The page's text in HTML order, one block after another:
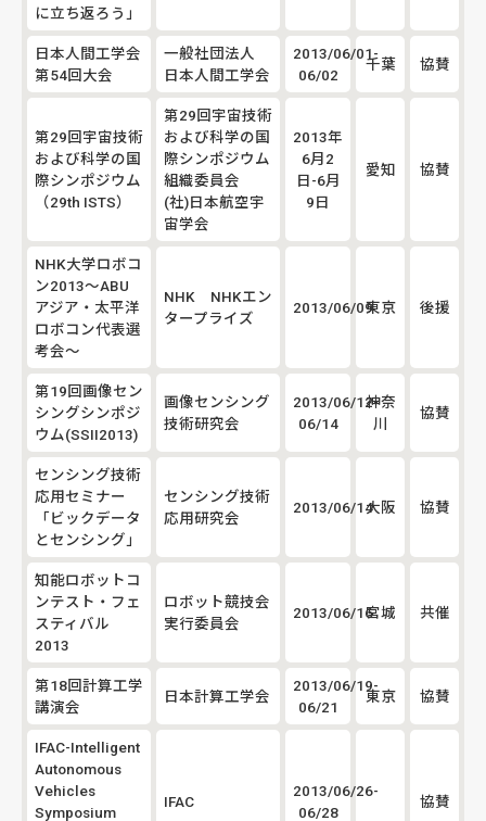
に立ち返ろう」
日本人間工学会
第54回大会
一般社団法人
日本人間工学会
2013/06/01-
06/02
千葉 協賛
第29回宇宙技術
および科学の国
際シンポジウム
（29th ISTS）
第29回宇宙技術
および科学の国
際シンポジウム
組織委員会
(社)日本航空宇
宙学会
2013年
6月2
日-6月
9日
愛知 協賛
NHK大学ロボコ
ン2013～ABU
アジア・太平洋
ロボコン代表選
考会～
NHK NHKエン
タープライズ
2013/06/09東京 後援
第19回画像セン
シングシンポジ
ウム(SSII2013)
画像センシング
技術研究会
2013/06/12-
06/14
神奈
川
協賛
センシング技術
応用セミナー
「ビックデータ
とセンシング」
センシング技術
応用研究会
2013/06/14大阪 協賛
知能ロボットコ
ンテスト・フェ
スティバル
2013
ロボット競技会
実行委員会
2013/06/16宮城 共催
第18回計算工学
講演会
日本計算工学会
2013/06/19-
06/21
東京 協賛
IFAC-Intelligent
Autonomous
Vehicles
Symposium
IFAC
2013/06/26-
06/28
協賛